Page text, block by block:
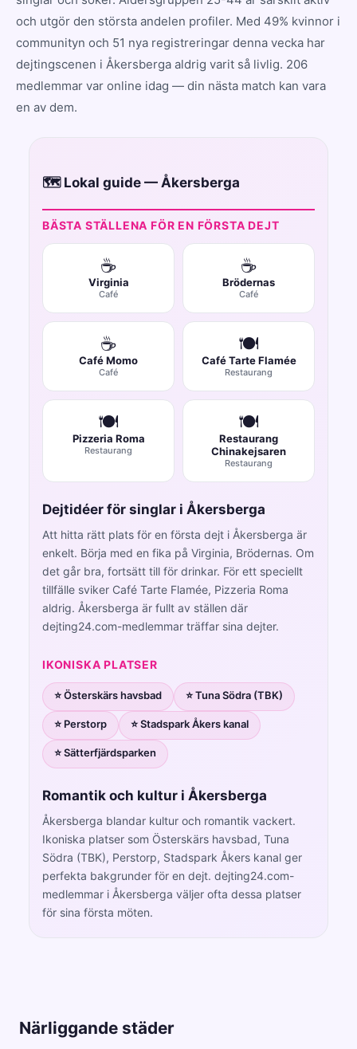
och utgör den största andelen profiler. Med 49% kvinnor i
communityn och 51 nya registreringar denna vecka har
dejtingscenen i Åkersberga aldrig varit så livlig. 206
medlemmar var online idag — din nästa match kan vara
en av dem.
🗺️ Lokal guide — Åkersberga
BÄSTA STÄLLENA FÖR EN FÖRSTA DEJT
☕
Virginia
Café
☕
Brödernas
Café
☕
Café Momo
Café
🍽️
Café Tarte Flamée
Restaurang
🍽️
Pizzeria Roma
Restaurang
🍽️
Restaurang
Chinakejsaren
Restaurang
Dejtidéer för singlar i Åkersberga
Att hitta rätt plats för en första dejt i Åkersberga är
enkelt. Börja med en fika på Virginia, Brödernas. Om
det går bra, fortsätt till för drinkar. För ett speciellt
tillfälle sviker Café Tarte Flamée, Pizzeria Roma
aldrig. Åkersberga är fullt av ställen där
dejting24.com-medlemmar träffar sina dejter.
IKONISKA PLATSER
⭐ Österskärs havsbad ⭐ Tuna Södra (TBK)
⭐ Perstorp ⭐ Stadspark Åkers kanal
⭐ Sätterfjärdsparken
Romantik och kultur i Åkersberga
Åkersberga blandar kultur och romantik vackert.
Ikoniska platser som Österskärs havsbad, Tuna
Södra (TBK), Perstorp, Stadspark Åkers kanal ger
perfekta bakgrunder för en dejt. dejting24.com-
medlemmar i Åkersberga väljer ofta dessa platser
för sina första möten.
Närliggande städer